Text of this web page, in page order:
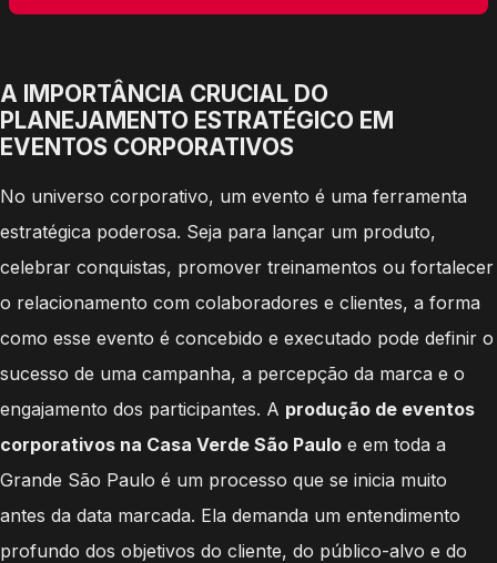
A IMPORTÂNCIA CRUCIAL DO
PLANEJAMENTO ESTRATÉGICO EM
EVENTOS CORPORATIVOS
No universo corporativo, um evento é uma ferramenta
estratégica poderosa. Seja para lançar um produto,
celebrar conquistas, promover treinamentos ou fortalecer
o relacionamento com colaboradores e clientes, a forma
como esse evento é concebido e executado pode definir o
sucesso de uma campanha, a percepção da marca e o
engajamento dos participantes. A produção de eventos
corporativos na Casa Verde São Paulo e em toda a
Grande São Paulo é um processo que se inicia muito
antes da data marcada. Ela demanda um entendimento
profundo dos objetivos do cliente, do público-alvo e do